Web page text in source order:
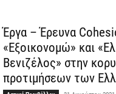
Έργα – Έρευνα
«Εξοικονομώ» και
Βενιζέλος» στην
προτιμήσεων των